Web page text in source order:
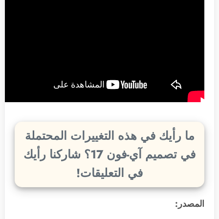
ما رأيك في هذه التغييرات المحتملة
في تصميم آي-فون 17؟ شاركنا رأيك
في التعليقات!
المصدر: